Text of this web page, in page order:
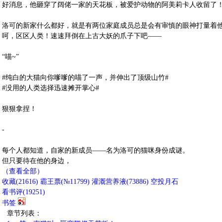
好消息，他砸穿了阔佬一家的天花板，被爱护动物的阿美莉卡人收留了
洛可的新家什么都好，就是有两位家庭成员总是会有审慎的眼神打量着
呵，区区人类！速速拜倒在上古大妖的爪子下吧——
“喵~”
#纯白的大猫向你嗲嗲的喵了一声，并伸出了顶级山竹#
#没用的人类选择迅速摊开掌心#
狠狠拿捏！
-
每个人都知道，自家的新成员——名为洛可的猫咪身份成谜。
但只要待在他的身边，
（查看全部）
收藏(21616) 霸王票(№11799) 灌溉营养液(73886) 空投月石
看书评(19251)
书签
章节列表：